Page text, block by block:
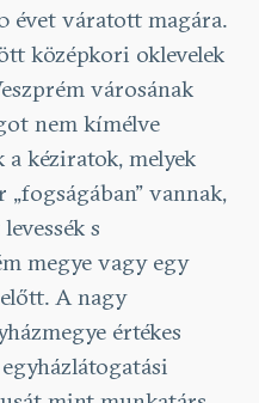
évet váratott magára.
középkori oklevelek
városának
nem kímélve
kéziratok, melyek
vannak,
s
megye vagy egy
A nagy
értékes